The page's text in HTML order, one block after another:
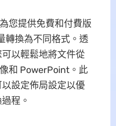
您提供免費和付費版
轉換為不同格式。透
以輕鬆地將文件從
和 PowerPoint。此
設定佈局設定以優
程。